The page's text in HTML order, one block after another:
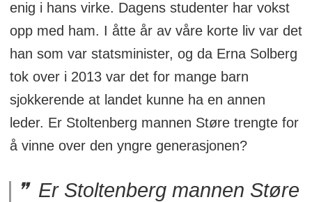
enig i hans virke. Dagens studenter har vokst
opp med ham. I åtte år av våre korte liv var det
han som var statsminister, og da Erna Solberg
tok over i 2013 var det for mange barn
sjokkerende at landet kunne ha en annen
leder. Er Stoltenberg mannen Støre trengte for
å vinne over den yngre generasjonen?
Er Stoltenberg mannen Støre